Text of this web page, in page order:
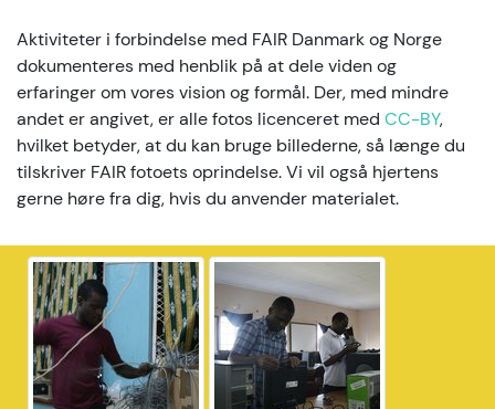
Aktiviteter i forbindelse med FAIR Danmark og Norge
dokumenteres med henblik på at dele viden og
erfaringer om vores vision og formål. Der, med mindre
andet er angivet, er alle fotos licenceret med CC-BY,
hvilket betyder, at du kan bruge billederne, så længe du
tilskriver FAIR fotoets oprindelse. Vi vil også hjertens
gerne høre fra dig, hvis du anvender materialet.